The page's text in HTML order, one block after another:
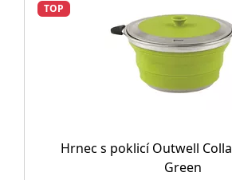
TOP
Hrnec s poklicí Outwell
Green